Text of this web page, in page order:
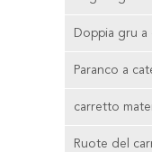
Paranco a
Ruote del